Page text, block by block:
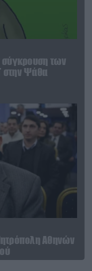
σύγκρουση των
στην Ψάθα
Αθηνών